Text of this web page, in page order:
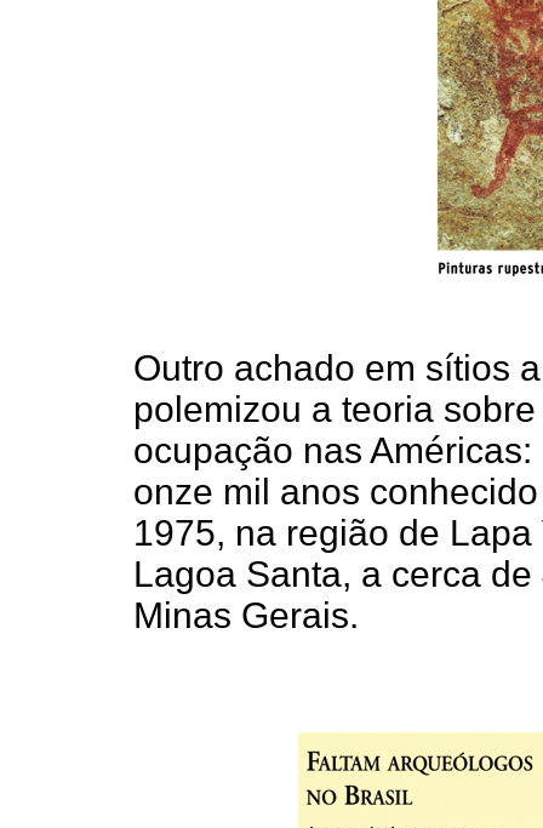
Outro achado em sítios
polemizou a teoria
ocupação nas
onze mil anos
1975, na região de
Lagoa Santa, a cerca
Minas Gerais.